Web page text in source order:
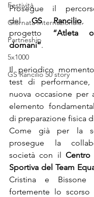
Festività
Giornata Internazionale
Partneship
5x1000
GS Rancilio 50'story
Prosegue il
del GS Rancilio,
progetto “Atleta
domani”.
Il periodico
test di
nuova occasione per
elemento
di preparazione fisica
Come già per la
prosegue la
società con il Centro
Sportiva del Team
Cristina e Bissone
fortemente lo scorso